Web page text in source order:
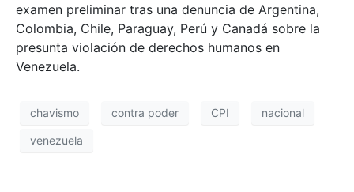
examen preliminar tras una denuncia de Argentina,
Colombia, Chile, Paraguay, Perú y Canadá sobre la
presunta violación de derechos humanos en
Venezuela.
chavismo contra poder CPI nacional
venezuela